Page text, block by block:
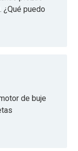
¿Qué puedo
de buje